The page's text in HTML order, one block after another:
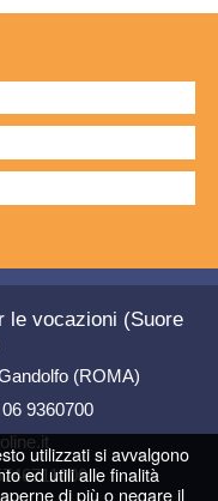
le vocazioni (Suore
(ROMA)
9360700
utilizzati si avvalgono
ed utili alle finalità
di più o negare il